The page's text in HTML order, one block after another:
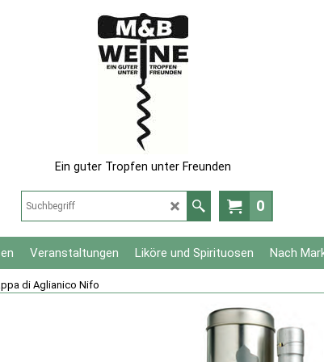
Ein guter Tropfen unter Freunden
0
Veranstaltungen Liköre und Spirituosen Nach
di Aglianico Nifo